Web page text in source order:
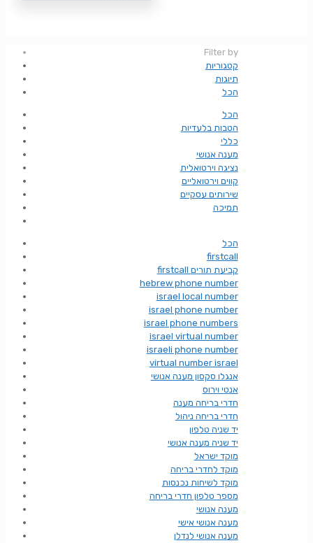
Filter by
קטגוריות
תיוגות
הכל
הכל
הטבות בלעדיות
כללי
מענה אנושי
נציגה וירטואלית
קווים וירטואליים
שירותים עסקיים
תמיכה
הכל
firstcall
firstcall קביעת תורים
hebrew phone number
israel local number
israel phone number
israel phone numbers
israel virtual number
israeli phone number
virtual number israel
אנגלו סקסון מענה אנושי
אנטי וירוס
חדרי בריחה מענה
חדרי בריחה ניהול
יד שניה טלפון
יד שניה מענה אנושי
מוקד ישראל
מוקד לחדרי בריחה
מוקד לשיחות נכנסות
מספר טלפון חדרי בריחה
מענה אנושי
מענה אנושי אישי
מענה אנושי לנדלן